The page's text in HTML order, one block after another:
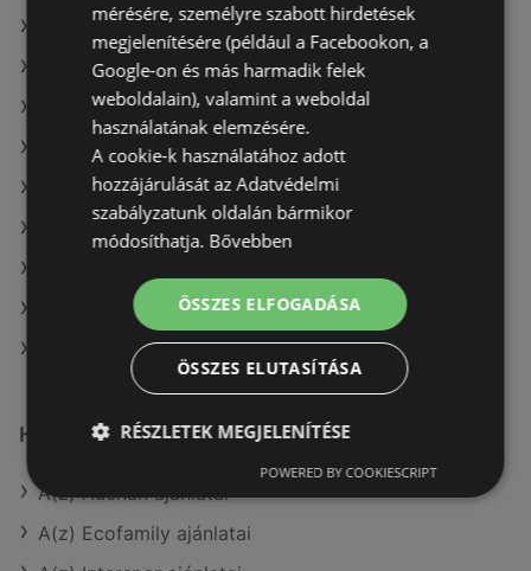
A(z) Reál ajánlatai
A(z) Príma ajánlatai
A(z) Aldi ajánlatai
A(z) Merkury Market aktuális akciós újságjai
A(z) Spar aktuális akciós újságjai
A(z) Penny-Market Kft. aktuális akciós újságjai
A(z) Coop aktuális akciós újságjai
A(z) Reál üzletei itt: Sopron-Fertődi
Hasonló kiskereskedők
A(z) Auchan ajánlatai
A(z) Ecofamily ajánlatai
mérésére, személyre szabott hirdetések
megjelenítésére (például a Facebookon, a
Google-on és más harmadik felek
weboldalain), valamint a weboldal
használatának elemzésére.
A cookie-k használatához adott
hozzájárulását az Adatvédelmi
szabályzatunk oldalán bármikor
módosíthatja. Bővebben
ÖSSZES ELFOGADÁSA
ÖSSZES ELUTASÍTÁSA
RÉSZLETEK MEGJELENÍTÉSE
POWERED BY COOKIESCRIPT